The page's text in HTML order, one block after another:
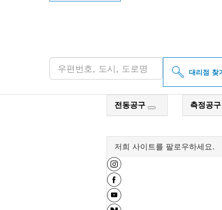
대리점 찾
전동공구 측정공구
저희 사이트를 팔로우하세요.